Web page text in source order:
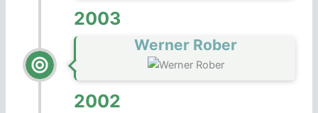
2003
Werner Rober
2002